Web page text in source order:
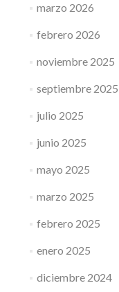
marzo 2026
febrero 2026
noviembre 2025
septiembre 2025
julio 2025
junio 2025
mayo 2025
marzo 2025
febrero 2025
enero 2025
diciembre 2024